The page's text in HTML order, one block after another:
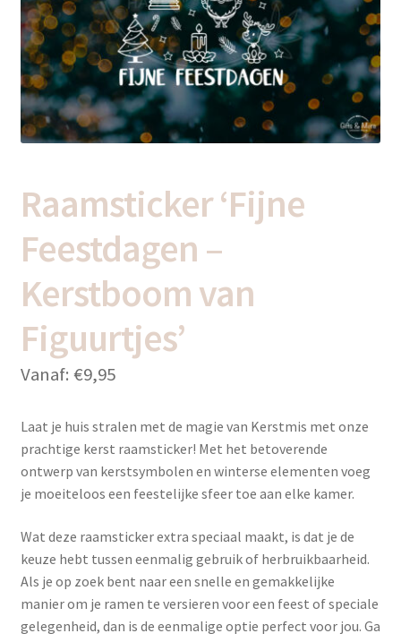
Thema’s
Raamsticker ‘Fijne
Feestdagen –
Kerstboom van
Figuurtjes’
Vanaf: €9,95
Laat je huis stralen met de magie van Kerstmis met onze
prachtige kerst raamsticker! Met het betoverende
ontwerp van kerstsymbolen en winterse elementen voeg
je moeiteloos een feestelijke sfeer toe aan elke kamer.
Wat deze raamsticker extra speciaal maakt, is dat je de
keuze hebt tussen eenmalig gebruik of herbruikbaarheid.
Als je op zoek bent naar een snelle en gemakkelijke
manier om je ramen te versieren voor een feest of speciale
gelegenheid, dan is de eenmalige optie perfect voor jou. Ga